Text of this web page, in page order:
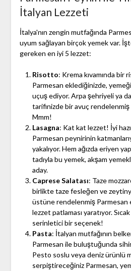
İtalyan Lezzeti
İtalya'nın zengin mutfağında
uyum sağlayan birçok yemek var.
gereken en iyi 5 lezzet:
Risotto: Krema kıvamında bir
Parmesan eklediğinizde,
uçuş ediyor. Arpa şehriyeli ya
tarifinizde bir avuç
Mmm!
Lasagna: Kat kat lezzet! İyi
Parmesan peynirinin
yakalıyor. Hem ağızda eriyen
tadıyla bu yemek, akşam
aday.
Caprese Salatası: Taze
birlikte taze fesleğen ve
üstüne rendelenmiş Parmesan
lezzet patlaması yaratıyor.
serinletici bir seçenek!
Pasta: İtalyan mutfağının
Parmesan ile buluştuğunda
Pesto soslu veya deniz ürünlü
serpiştireceğiniz Parmesan,